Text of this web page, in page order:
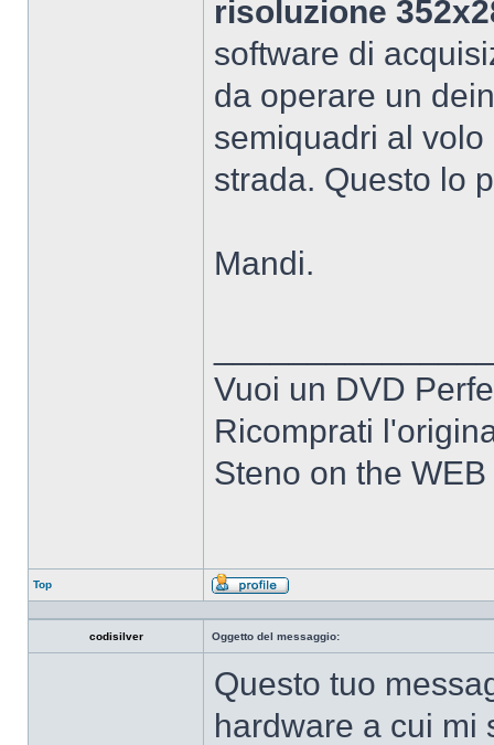
risoluzione
software di
da operare un
semiquadri al
strada. Questo lo
Mandi.
Vuoi un DVD
Ricomprati
Steno on the
Top
Profilo
codisilver Oggetto del messaggio:
Questo tuo
hardware a cui mi